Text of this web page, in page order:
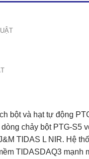
bột và hạt tự động
chảy bột PTG-S5
TIDAS L NIR. Hệ
TIDASDAQ3 mạnh